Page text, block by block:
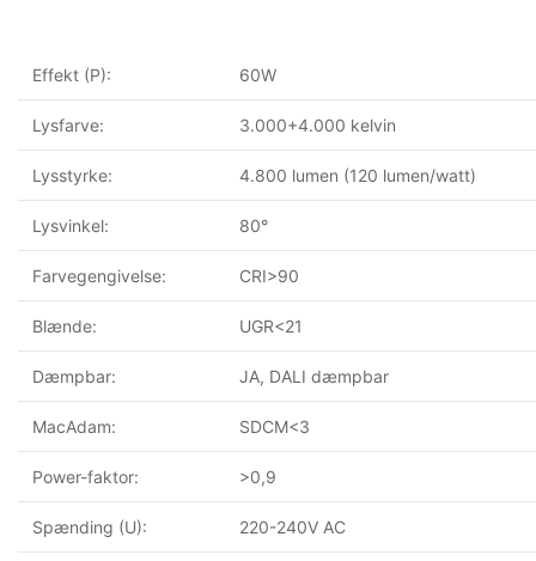
Effekt (P): 60W
Lysfarve: 3.000+4.000 kelvin
Lysstyrke: 4.800 lumen (120 lumen/watt)
Lysvinkel: 80°
Farvegengivelse: CRI>90
Blænde: UGR<21
Dæmpbar: JA, DALI dæmpbar
MacAdam: SDCM<3
Power-faktor: >0,9
Spænding (U): 220-240V AC